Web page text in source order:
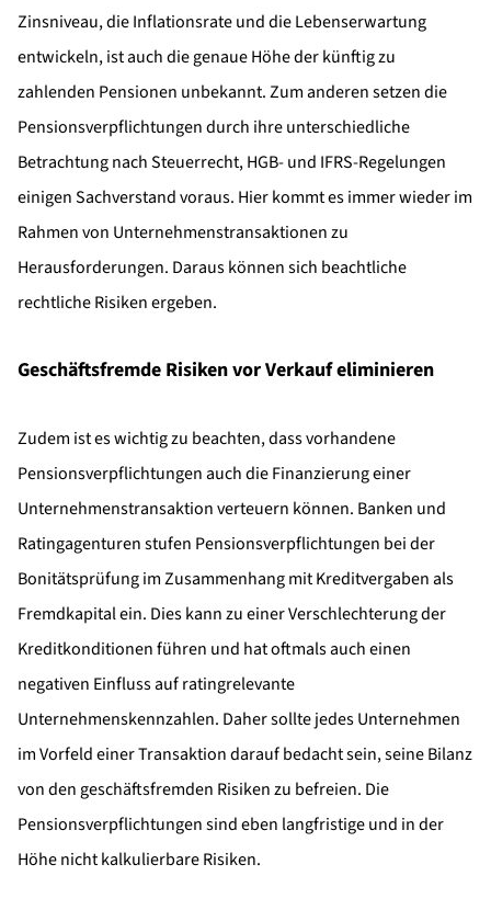
Zinsniveau, die Inflationsrate und die Lebenserwartung
entwickeln, ist auch die genaue Höhe der künftig zu
zahlenden Pensionen unbekannt. Zum anderen setzen die
Pensionsverpflichtungen durch ihre unterschiedliche
Betrachtung nach Steuerrecht, HGB- und IFRS-Regelungen
einigen Sachverstand voraus. Hier kommt es immer wieder im
Rahmen von Unternehmenstransaktionen zu
Herausforderungen. Daraus können sich beachtliche
rechtliche Risiken ergeben.
Geschäftsfremde Risiken vor Verkauf eliminieren
Zudem ist es wichtig zu beachten, dass vorhandene
Pensionsverpflichtungen auch die Finanzierung einer
Unternehmenstransaktion verteuern können. Banken und
Ratingagenturen stufen Pensionsverpflichtungen bei der
Bonitätsprüfung im Zusammenhang mit Kreditvergaben als
Fremdkapital ein. Dies kann zu einer Verschlechterung der
Kreditkonditionen führen und hat oftmals auch einen
negativen Einfluss auf ratingrelevante
Unternehmenskennzahlen. Daher sollte jedes Unternehmen
im Vorfeld einer Transaktion darauf bedacht sein, seine Bilanz
von den geschäftsfremden Risiken zu befreien. Die
Pensionsverpflichtungen sind eben langfristige und in der
Höhe nicht kalkulierbare Risiken.